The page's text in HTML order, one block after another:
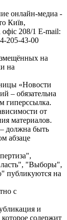
онлайн-медиа -
Київ,
208/1 E-mail:
205-43-00
на
на
«Новости
– обязательна
гиперссылка.
от
материалов.
должна быть
абзаце
"Выборы",
публикуются на
с
и
содержит